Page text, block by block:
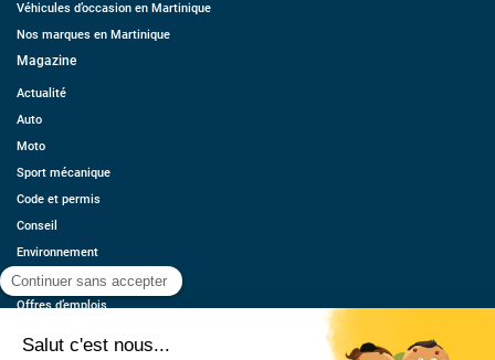
Véhicules d’occasion en Martinique
Nos marques en Martinique
Magazine
Actualité
Auto
Moto
Sport mécanique
Code et permis
Conseil
Environnement
Économie
Offres d’emplois